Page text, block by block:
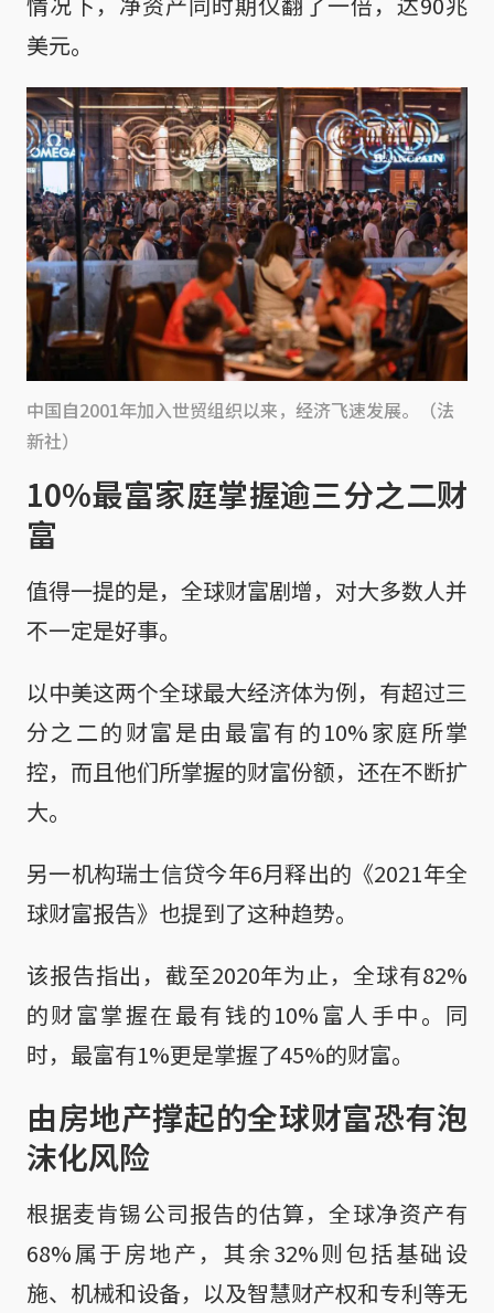
美元。
中国自2001年加入世贸组织以来，经济飞速发展。（法
新社）
10%最富家庭掌握逾三分之二财
富
值得一提的是，全球财富剧增，对大多数人并
不一定是好事。
以中美这两个全球最大经济体为例，有超过三
分之二的财富是由最富有的10%家庭所掌
控，而且他们所掌握的财富份额，还在不断扩
大。
另一机构瑞士信贷今年6月释出的《2021年全
球财富报告》也提到了这种趋势。
该报告指出，截至2020年为止，全球有82%
的财富掌握在最有钱的10%富人手中。同
时，最富有1%更是掌握了45%的财富。
由房地产撑起的全球财富恐有泡
沫化风险
根据麦肯锡公司报告的估算，全球净资产有
68%属于房地产，其余32%则包括基础设
施、机械和设备，以及智慧财产权和专利等无